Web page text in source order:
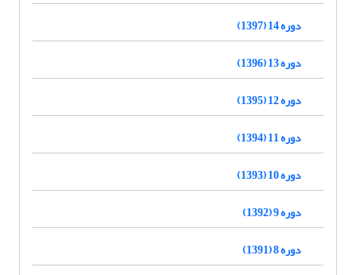
دوره 14 (1397)
دوره 13 (1396)
دوره 12 (1395)
دوره 11 (1394)
دوره 10 (1393)
دوره 9 (1392)
دوره 8 (1391)